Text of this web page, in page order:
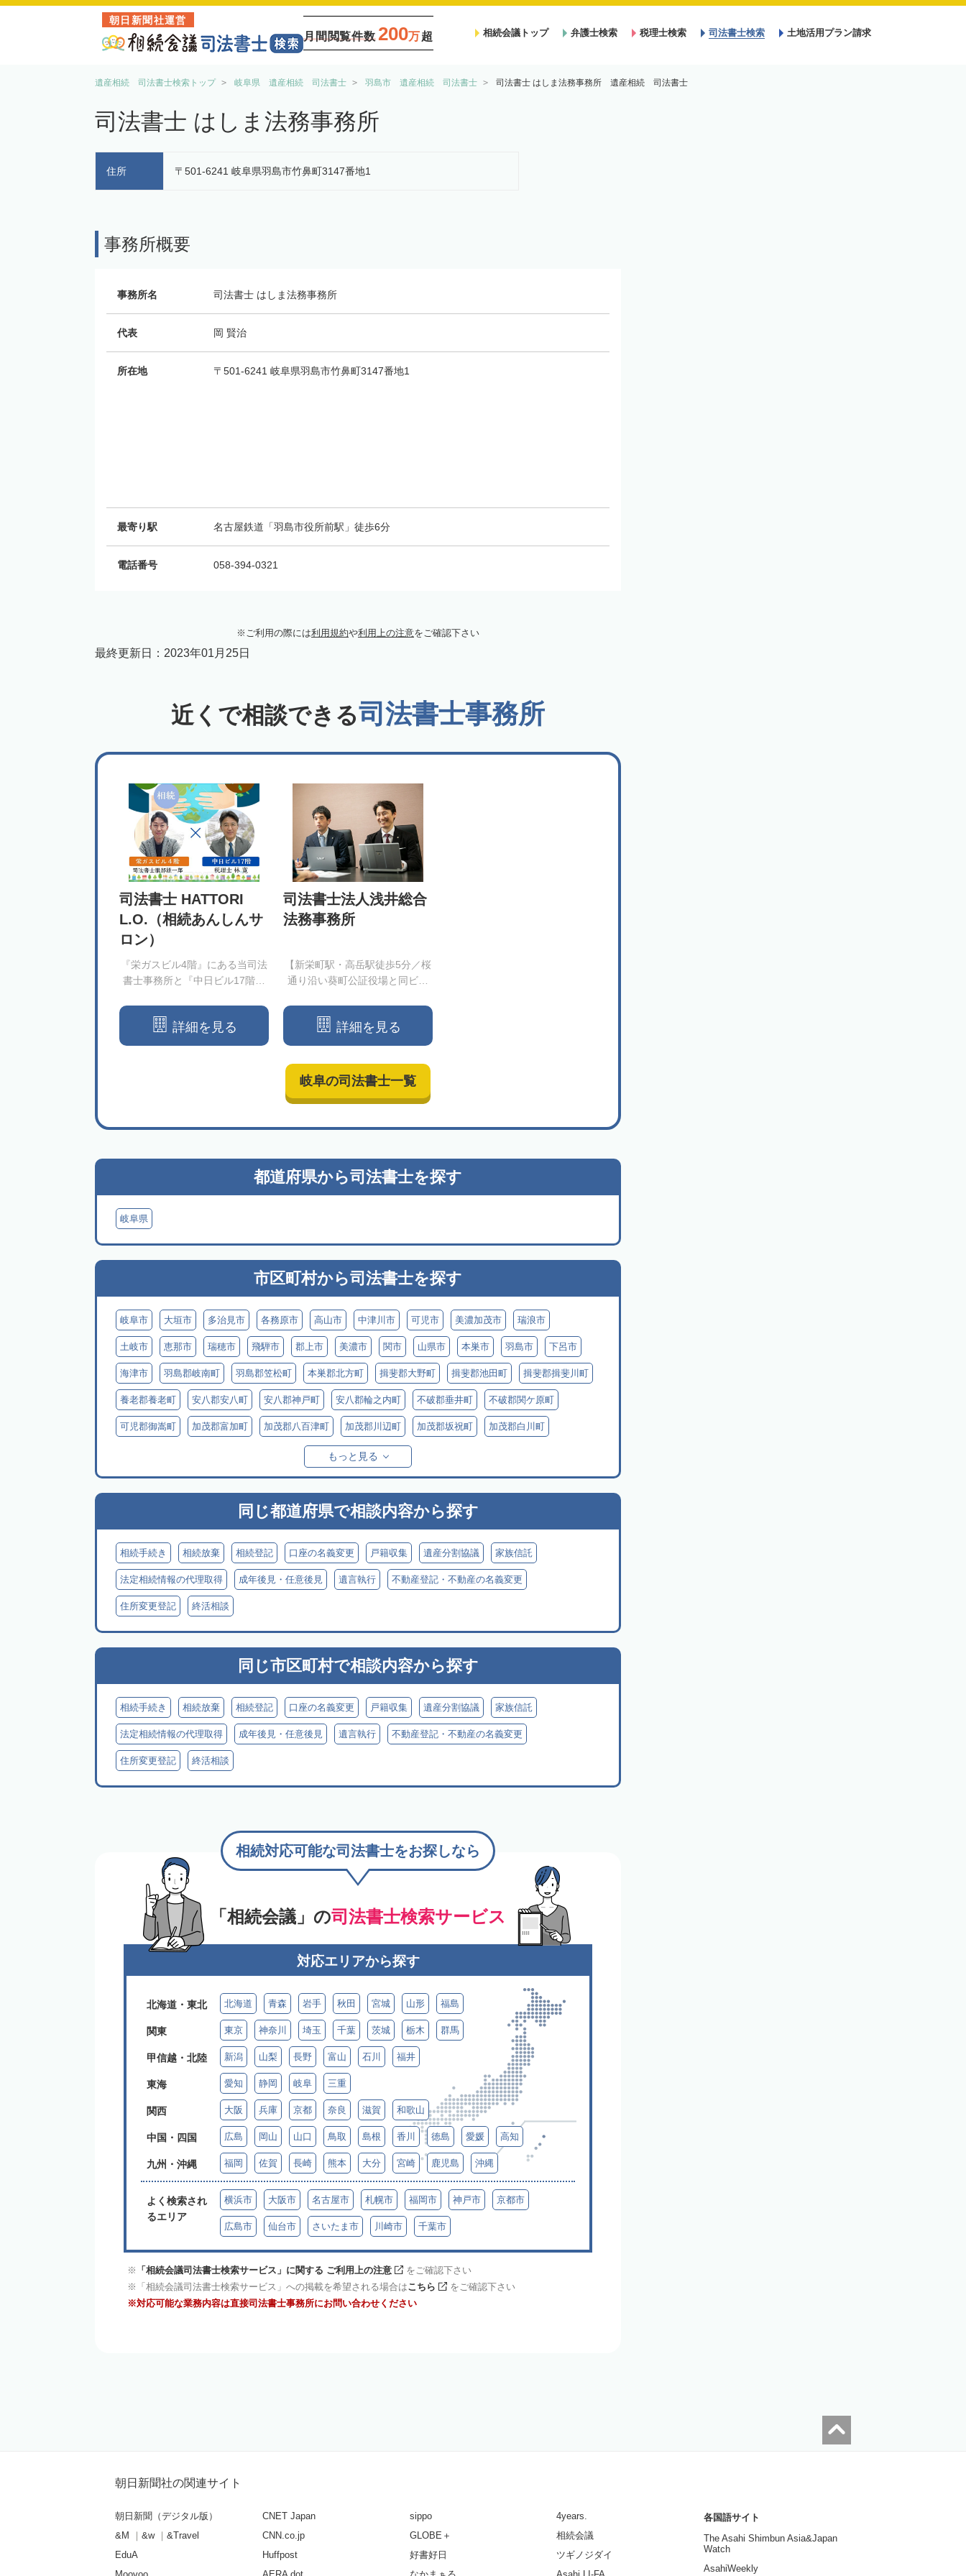
朝日新聞社運営
月間閲覧件数 200万超 相続会議トップ 弁護士検索 税理士検索 司法書士検索 土地活用プラン請求
遺産相続 司法書士検索トップ 岐阜県 遺産相続 司法書士 羽島市 遺産相続 司法書士 司法書士 はしま法務事務所 遺産相続 司法書士
司法書士 はしま法務事務所
住所 〒501-6241 岐阜県羽島市竹鼻町3147番地1
事務所概要
事務所名 司法書士 はしま法務事務所
代表 岡 賢治
所在地 〒501-6241 岐阜県羽島市竹鼻町3147番地1
最寄り駅 名古屋鉄道「羽島市役所前駅」徒歩6分
電話番号 058-394-0321
ご利用の際には利用規約や利用上の注意をご確認下さい
最終更新日： 2023年01月25日
近くで相談できる司法書士事務所
司法書士 HATTORI
L.O.（相続あんしんサ
ロン）
『栄ガスビル4階』にある当司法
書士事務所と『中日ビル17階』
料相談・解決をサポートします
【栄駅徒...
詳細を見る
司法書士法人浅井総合
法務事務所
【新栄町駅・高岳駅徒歩5分／桜
通り沿い葵町公証役場と同ビル
法人です
詳細を見る
岐阜の司法書士一覧
都道府県から司法書士を探す
岐阜県
市区町村から司法書士を探す
岐阜市 大垣市 多治見市 各務原市 高山市 中津川市 可児市 美濃加茂市 瑞浪市
土岐市 恵那市 瑞穂市 飛騨市 郡上市 美濃市 関市 山県市 本巣市 羽島市 下呂市
海津市 羽島郡岐南町 羽島郡笠松町 本巣郡北方町 揖斐郡大野町 揖斐郡池田町 揖斐郡揖斐川町
養老郡養老町 安八郡安八町 安八郡神戸町 安八郡輪之内町 不破郡垂井町 不破郡関ケ原町
可児郡御嵩町 加茂郡富加町 加茂郡八百津町 加茂郡川辺町 加茂郡坂祝町 加茂郡白川町
もっと見る
同じ都道府県で相談内容から探す
相続手続き 相続放棄 相続登記 口座の名義変更 戸籍収集 遺産分割協議 家族信託
法定相続情報の代理取得 成年後見・任意後見 遺言執行 不動産登記・不動産の名義変更
住所変更登記 終活相談
同じ市区町村で相談内容から探す
相続手続き 相続放棄 相続登記 口座の名義変更 戸籍収集 遺産分割協議 家族信託
法定相続情報の代理取得 成年後見・任意後見 遺言執行 不動産登記・不動産の名義変更
住所変更登記 終活相談
「相続会議」の司法書士検索サービス
相続対応可能な司法書士をお探しなら
対応エリアから探す
北海道・東北 北海道 青森 岩手 秋田 宮城 山形 福島
関東 東京 神奈川 埼玉 千葉 茨城 栃木 群馬
甲信越・北陸 新潟 山梨 長野 富山 石川 福井
東海 愛知 静岡 岐阜 三重
関西 大阪 兵庫 京都 奈良 滋賀 和歌山
中国・四国 広島 岡山 山口 鳥取 島根 香川 徳島 愛媛 高知
九州・沖縄 福岡 佐賀 長崎 熊本 大分 宮崎 鹿児島 沖縄
よく検索され
るエリア
横浜市 大阪市 名古屋市 札幌市 福岡市 神戸市 京都市
広島市 仙台市 さいたま市 川崎市 千葉市
「相続会議司法書士検索サービス」に関する ご利用上の注意
をご確認下さい
「相続会議司法書士検索サービス」への掲載を希望される場合はこちら
をご確認下さい
対応可能な業務内容は直接司法書士事務所にお問い合わせください
朝日新聞社の関連サイト
朝日新聞（デジタル版）
&M
&w
&Travel
EduA
CNET Japan
CNN.co.jp
Huffpost
sippo
GLOBE＋
好書好日
4years.
相続会議
ツギノジダイ
各国語サイト
The Asahi Shimbun Asia&Japan
Watch
AsahiWeekly